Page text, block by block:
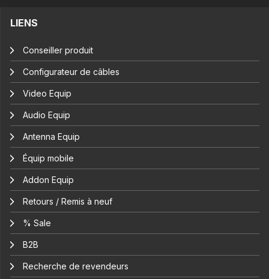
LIENS
Conseiller produit
Configurateur de câbles
Video Equip
Audio Equip
Antenna Equip
Équip mobile
Addon Equip
Retours / Remis à neuf
% Sale
B2B
Recherche de revendeurs